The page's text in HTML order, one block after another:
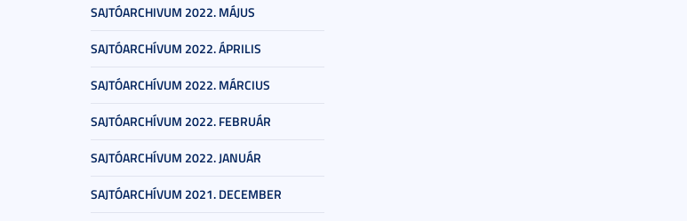
SAJTÓARCHIVUM 2022. MÁJUS
SAJTÓARCHÍVUM 2022. ÁPRILIS
SAJTÓARCHÍVUM 2022. MÁRCIUS
SAJTÓARCHÍVUM 2022. FEBRUÁR
SAJTÓARCHÍVUM 2022. JANUÁR
SAJTÓARCHÍVUM 2021. DECEMBER